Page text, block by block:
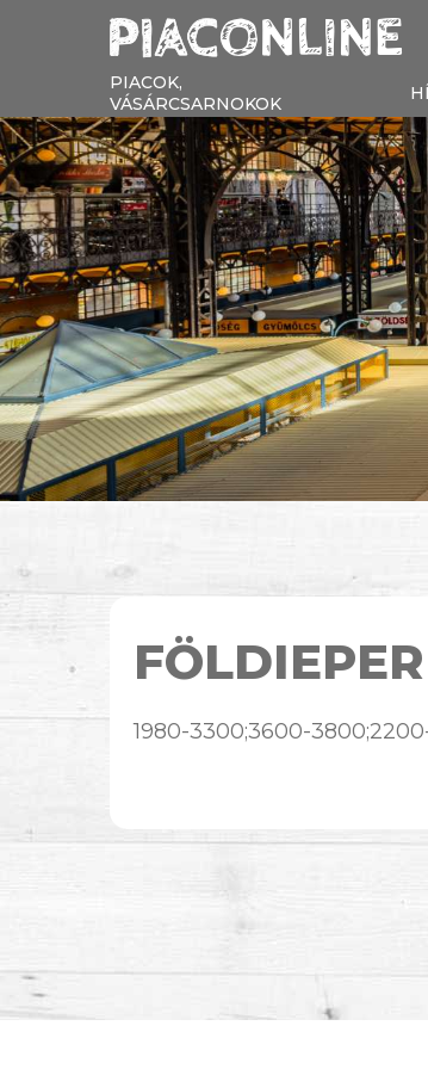
PIACOK,
VÁSÁRCSARNOKOK
FÖLDIEPER
1980-3300;3600-